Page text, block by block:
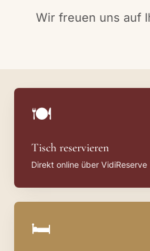
Wir freuen uns auf
🍽
Tisch reservieren
Direkt online über VidiReserve
🛏